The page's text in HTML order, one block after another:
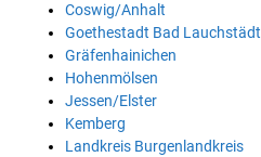
Coswig/Anhalt
Goethestadt Bad Lauchstädt
Gräfenhainichen
Hohenmölsen
Jessen/Elster
Kemberg
Landkreis Burgenlandkreis